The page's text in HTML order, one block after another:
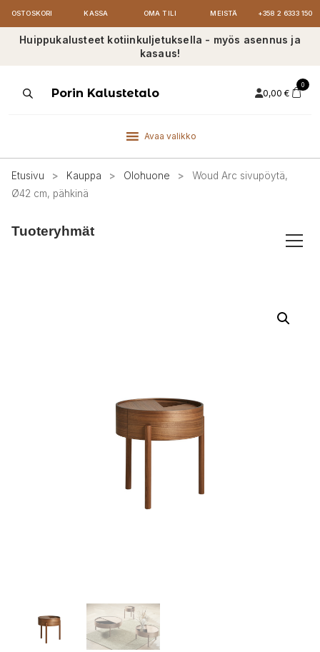
OSTOSKORI KASSA OMA TILI MEISTÄ +358 2 6333 150
Huippukalusteet kotiinkuljetuksella - myös asennus ja
kasaus!
ProductsPorin Kalustetalo 0,00 €
0
Avaa valikko
Etusivu > Kauppa > Olohuone >
Woud Arc sivupöytä,
Ø42 cm, pähkinä
Tuoteryhmät